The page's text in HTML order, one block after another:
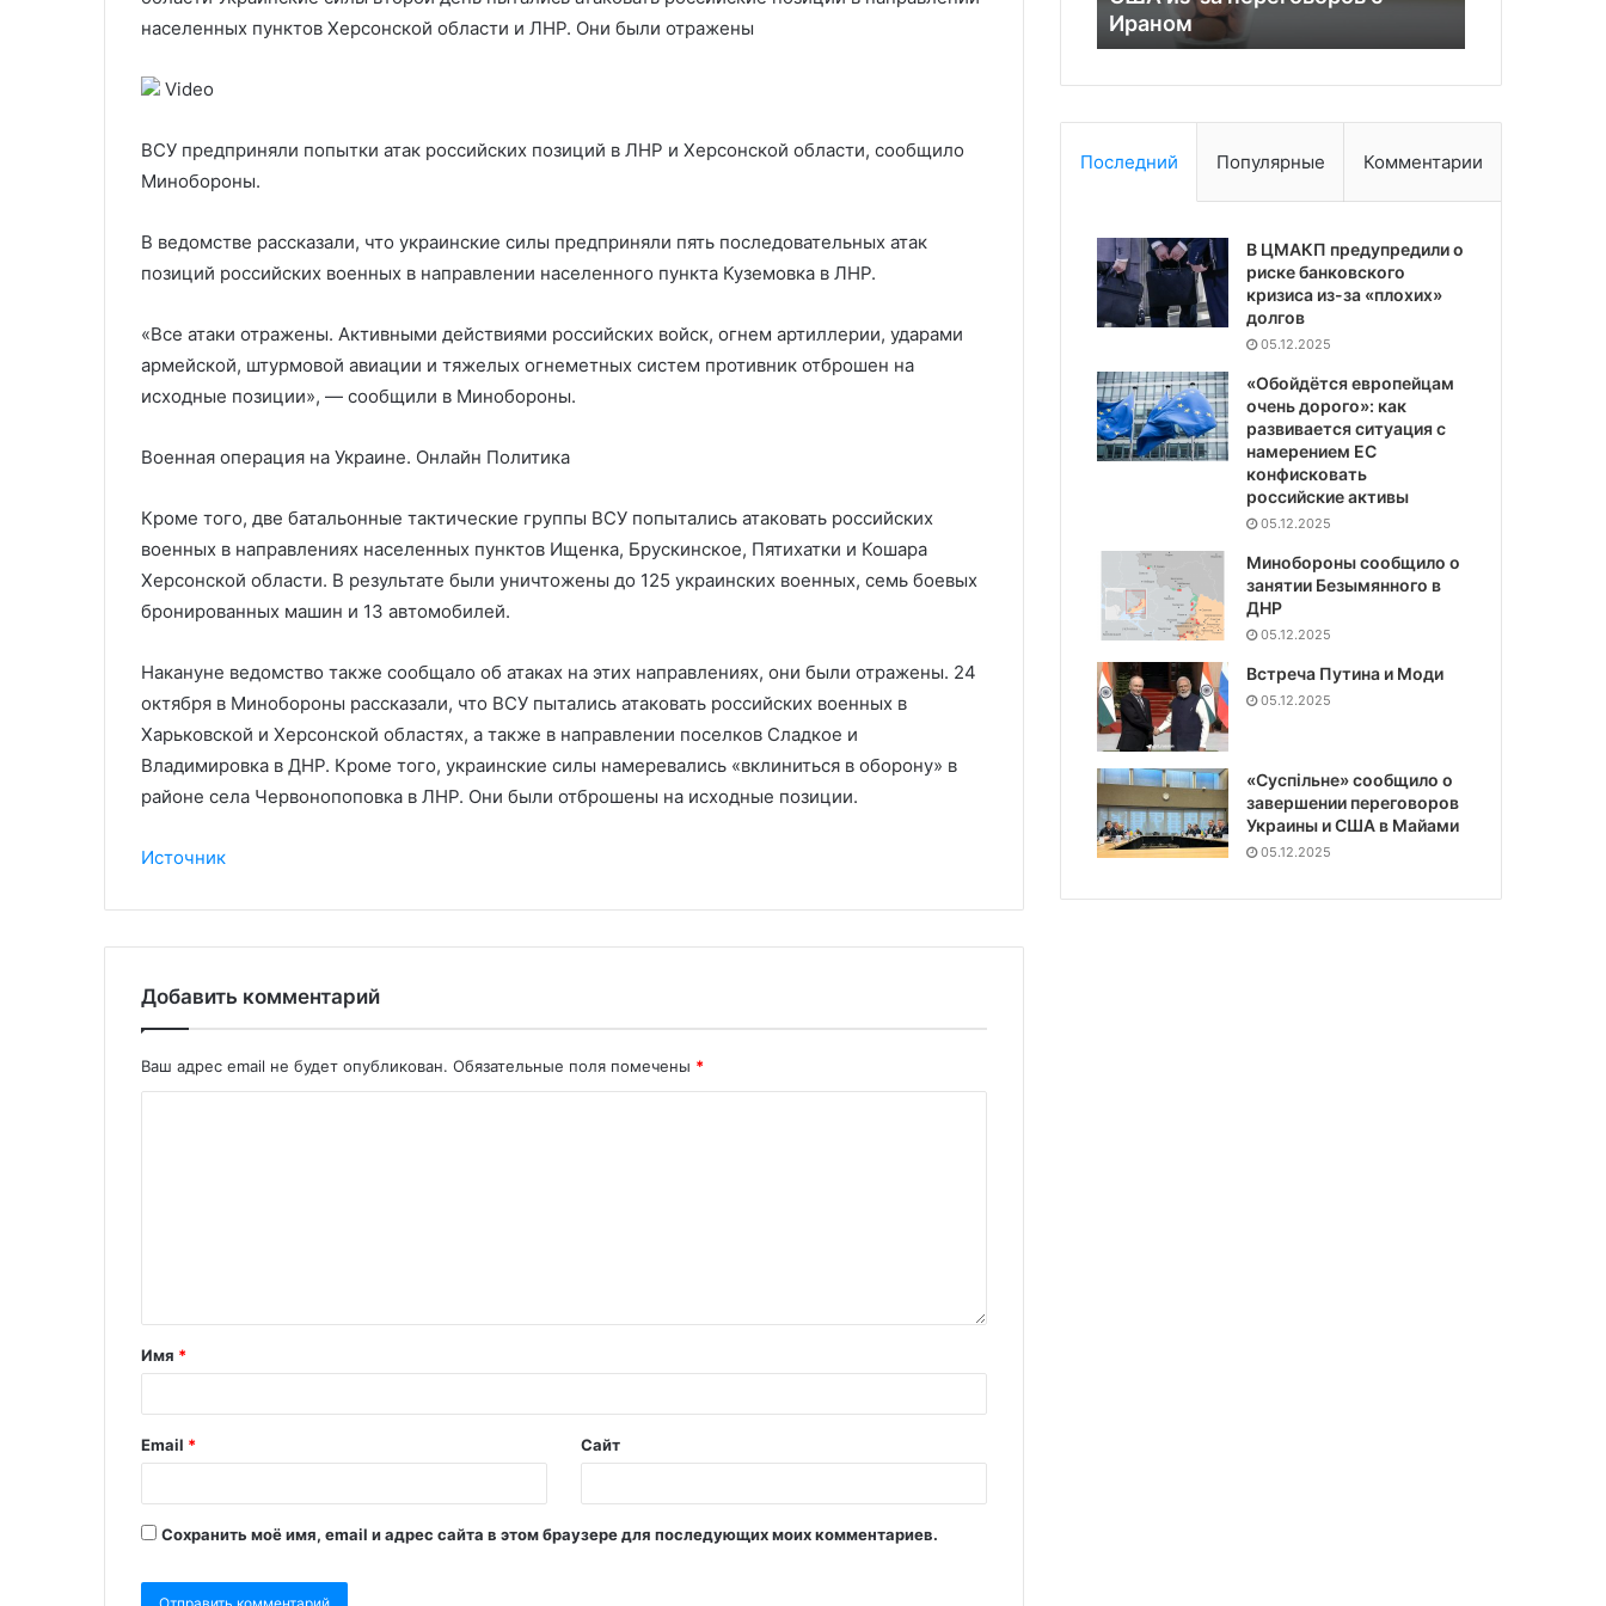
населенных пунктов Херсонской области и ЛНР. Они были отражены
Video
ВСУ предприняли попытки атак российских позиций в ЛНР и Херсонской области, сообщило
Минобороны.
В ведомстве рассказали, что украинские силы предприняли пять последовательных атак
позиций российских военных в направлении населенного пункта Куземовка в ЛНР.
«Все атаки отражены. Активными действиями российских войск, огнем артиллерии, ударами
армейской, штурмовой авиации и тяжелых огнеметных систем противник отброшен на
исходные позиции», — сообщили в Минобороны.
Военная операция на Украине. Онлайн Политика
Кроме того, две батальонные тактические группы ВСУ попытались атаковать российских
военных в направлениях населенных пунктов Ищенка, Брускинское, Пятихатки и Кошара
Херсонской области. В результате были уничтожены до 125 украинских военных, семь боевых
бронированных машин и 13 автомобилей.
Накануне ведомство также сообщало об атаках на этих направлениях, они были отражены. 24
октября в Минобороны рассказали, что ВСУ пытались атаковать российских военных в
Харьковской и Херсонской областях, а также в направлении поселков Сладкое и
Владимировка в ДНР. Кроме того, украинские силы намеревались «вклиниться в оборону» в
районе села Червонопоповка в ЛНР. Они были отброшены на исходные позиции.
Источник
Добавить комментарий
Ваш адрес email не будет опубликован. Обязательные поля помечены *
Имя *
Email * Сайт
Сохранить моё имя, email и адрес сайта в этом браузере для последующих моих комментариев.
президента Казахстана
западного доминирования
море
ВСУ в Черном море
Последний Популярные Комментарии
В ЦМАКП предупредили о
риске банковского
кризиса из-за «плохих»
долгов
05.12.2025
«Обойдётся европейцам
очень дорого»: как
развивается ситуация с
намерением ЕС
конфисковать
российские активы
05.12.2025
Минобороны сообщило о
занятии Безымянного в
ДНР
05.12.2025
Встреча Путина и Моди
05.12.2025
«Суспiльне» сообщило о
завершении переговоров
Украины и США в Майами
05.12.2025